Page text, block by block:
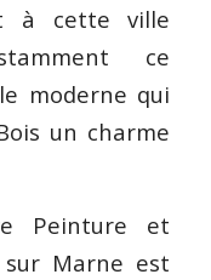
à cette ville
ce
moderne qui
un charme
Peinture et
sur Marne est